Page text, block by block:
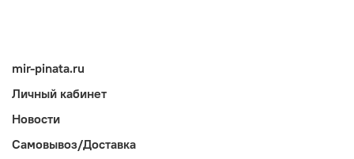
mir-pinata.ru
Личный кабинет
Новости
Самовывоз/Доставка